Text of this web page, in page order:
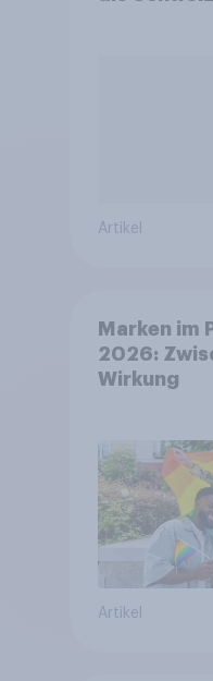
Artikel
Marken im
2026:
Wirkung
Artikel